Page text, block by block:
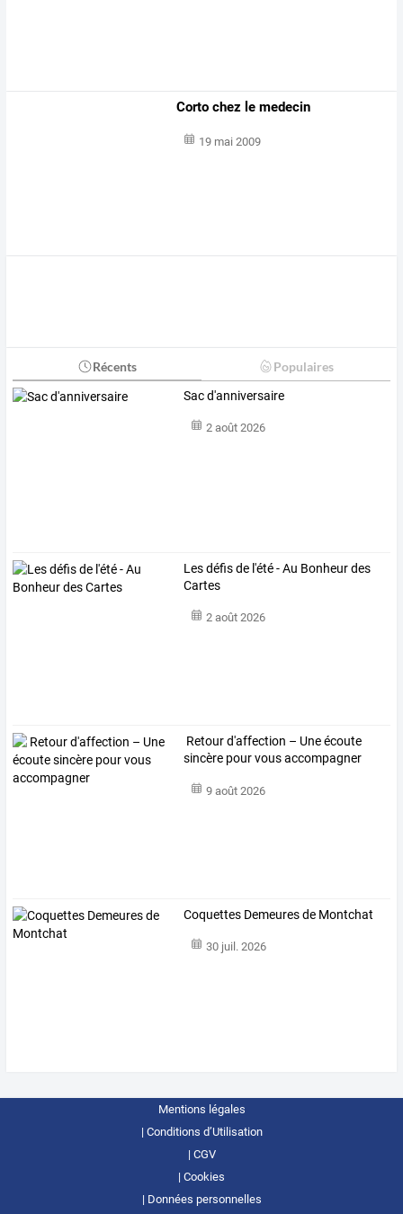
Corto chez le medecin
19 mai 2009
Récents Populaires
Sac d'anniversaire
2 août 2026
Les défis de l'été - Au Bonheur des
Cartes
2 août 2026
Retour d'affection – Une écoute
sincère pour vous accompagner
9 août 2026
Coquettes Demeures de Montchat
30 juil. 2026
Mentions légales
Conditions d’Utilisation
CGV
Cookies
Données personnelles